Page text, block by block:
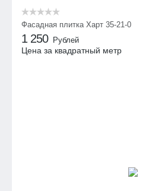
Фасадная плитка Харт 35-21-0
1 250 Рублей
Цена за квадратный метр